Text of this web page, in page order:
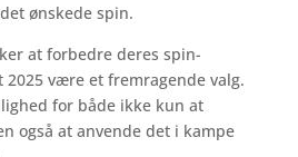
ønskede spin.
at forbedre deres spin-
2025 være et fremragende valg.
for både ikke kun at
også at anvende det i kampe